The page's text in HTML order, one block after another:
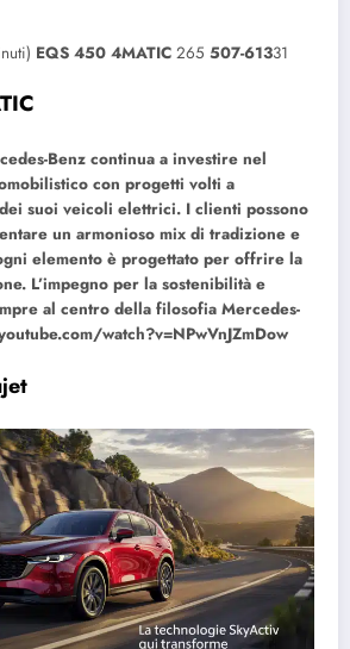
EQS 450 4MATIC 265 507-61331
Benz continua a investire nel
con progetti volti a
suoi veicoli elettrici. I clienti possono
un armonioso mix di tradizione e
elemento è progettato per offrire la
L’impegno per la sostenibilità e
al centro della filosofia Mercedes-
watch?v=NPwVnJZmDow